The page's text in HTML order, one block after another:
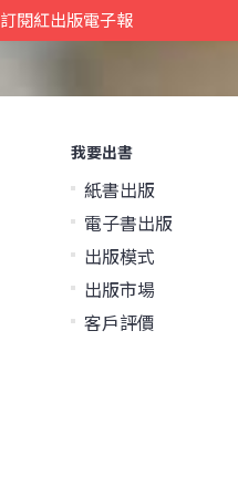
訂閱紅出版電子報
我要出書
紙書出版
電子書出版
出版模式
出版市場
客戶評價